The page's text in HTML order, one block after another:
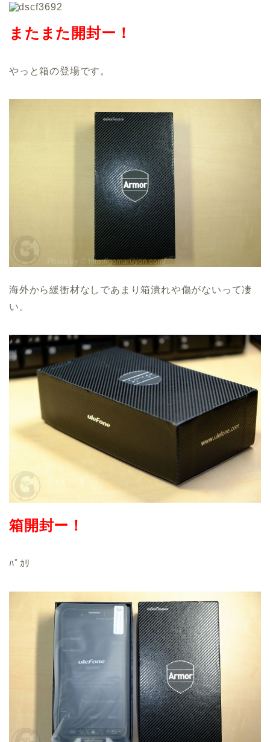
またまた開封ー！
やっと箱の登場です。
海外から緩衝材なしであまり箱潰れや傷がないって凄
い。
箱開封ー！
ﾊﾟｶﾘ